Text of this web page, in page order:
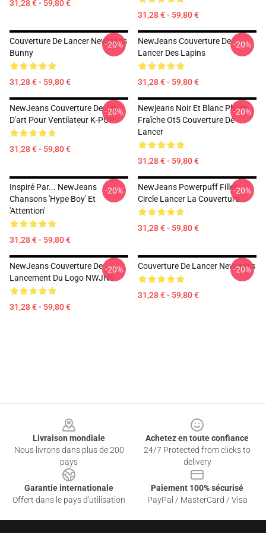
31,28 € - 59,80 €
31,28 € - 59,80 €
Couverture De Lancer Newjeans
Bunny
31,28 € - 59,80 €
-20%
NewJeans Couverture De
Lancer Des Lapins
31,28 € - 59,80 €
-20%
NewJeans Couverture De Jet
D'art Pour Ventilateur K-POP
31,28 € - 59,80 €
-20%
Newjeans Noir Et Blanc Photo
Fraîche Ot5 Couverture De
Lancer
31,28 € - 59,80 €
-20%
Inspiré Par... NewJeans
Chansons 'Hype Boy' Et
'Attention'
31,28 € - 59,80 €
-20%
NewJeans Powerpuff Filles
Circle Lancer La Couverture
31,28 € - 59,80 €
-20%
NewJeans Couverture De
Lancement Du Logo NWJNS
31,28 € - 59,80 €
-20% Couverture De Lancer Newjeans
31,28 € - 59,80 €
-20%
Livraison mondiale
Nous livrons dans plus de 200
pays
Achetez en toute confiance
24/7 Protected from clicks to
delivery
Garantie internationale
Offert dans le pays d'utilisation
Paiement 100% sécurisé
PayPal / MasterCard / Visa